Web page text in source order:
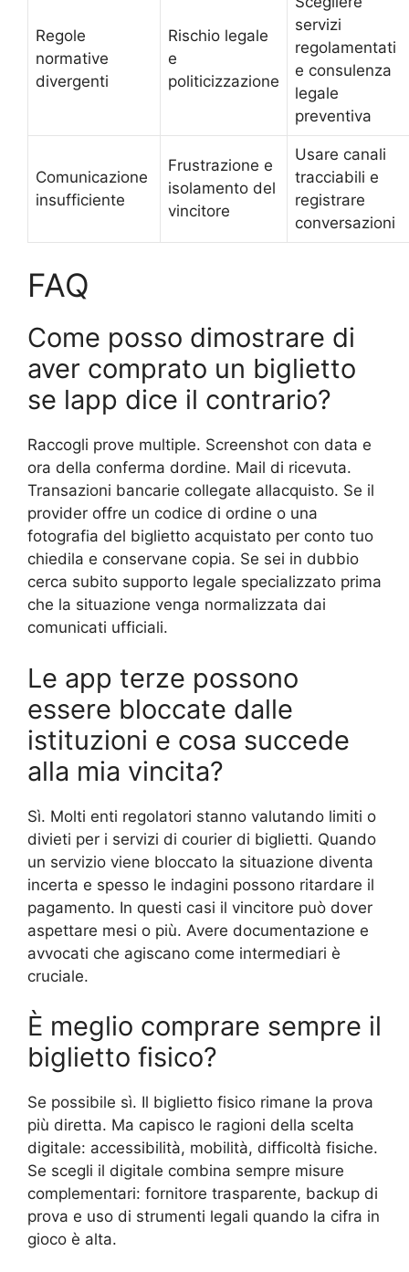
Regole
normative
divergenti
Rischio legale
e
politicizzazione
servizi
regolamentati
e consulenza
legale
preventiva
Comunicazione
insufficiente
Frustrazione e
isolamento del
vincitore
Usare canali
tracciabili e
registrare
conversazioni
FAQ
Come posso dimostrare di
aver comprato un biglietto
se lapp dice il contrario?
Raccogli prove multiple. Screenshot con data e
ora della conferma dordine. Mail di ricevuta.
Transazioni bancarie collegate allacquisto. Se il
provider offre un codice di ordine o una
fotografia del biglietto acquistato per conto tuo
chiedila e conservane copia. Se sei in dubbio
cerca subito supporto legale specializzato prima
che la situazione venga normalizzata dai
comunicati ufficiali.
Le app terze possono
essere bloccate dalle
istituzioni e cosa succede
alla mia vincita?
Sì. Molti enti regolatori stanno valutando limiti o
divieti per i servizi di courier di biglietti. Quando
un servizio viene bloccato la situazione diventa
incerta e spesso le indagini possono ritardare il
pagamento. In questi casi il vincitore può dover
aspettare mesi o più. Avere documentazione e
avvocati che agiscano come intermediari è
cruciale.
È meglio comprare sempre il
biglietto fisico?
Se possibile sì. Il biglietto fisico rimane la prova
più diretta. Ma capisco le ragioni della scelta
digitale: accessibilità, mobilità, difficoltà fisiche.
Se scegli il digitale combina sempre misure
complementari: fornitore trasparente, backup di
prova e uso di strumenti legali quando la cifra in
gioco è alta.